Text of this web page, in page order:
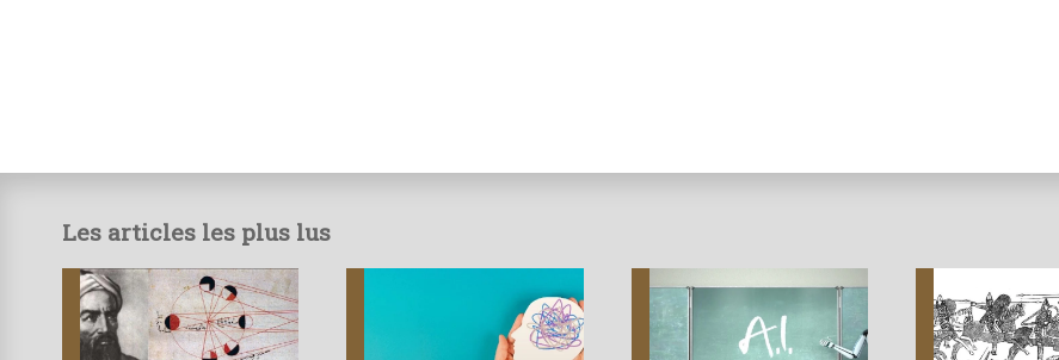
Les articles les plus lus